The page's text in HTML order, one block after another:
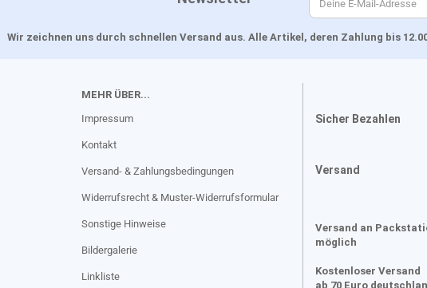
Wir zeichnen uns durch schnellen Versand aus. Alle Artikel, deren Zahlung bis
MEHR ÜBER...
Impressum
Kontakt
Versand- & Zahlungsbedingungen
Widerrufsrecht & Muster-Widerrufsformular
Sonstige Hinweise
Bildergalerie
Linkliste
Sicher Bezahlen
Versand
Versand an
möglich
Kostenloser Versand
ab 70 Euro